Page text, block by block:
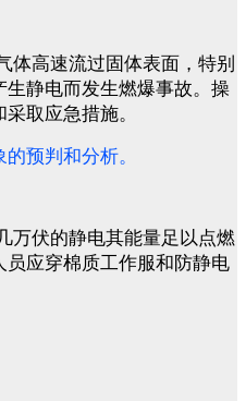
体高速流过固体表面，特别
静电而发生燃爆事故。操
取应急措施。
预判和分析。
万伏的静电其能量足以点燃
应穿棉质工作服和防静电